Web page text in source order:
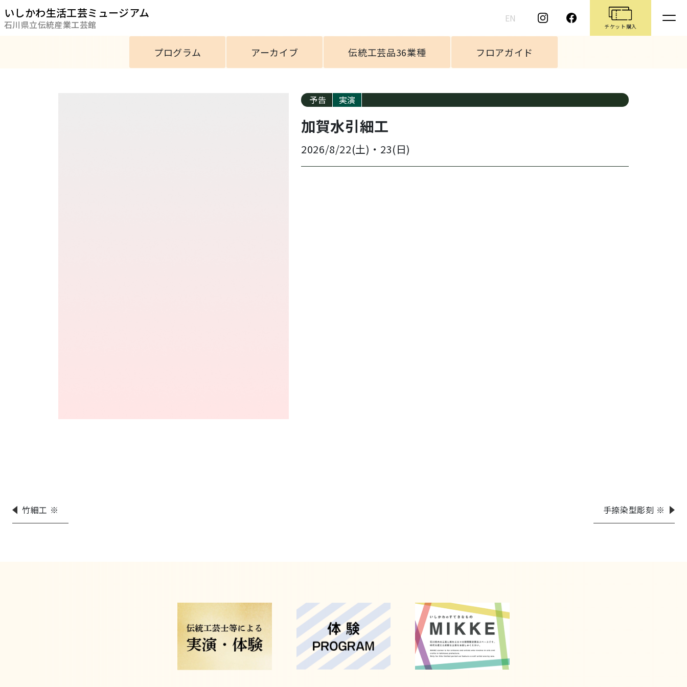
いしかわ生活工芸ミュージアム
石川県立伝統産業工芸館
EN
チケット購入
プログラム アーカイブ 伝統工芸品36業種 フロアガイド
予告 実演
加賀水引細工
2026/8/22(土) ・ 23(日)
竹細工 ※ 手捺染型彫刻 ※